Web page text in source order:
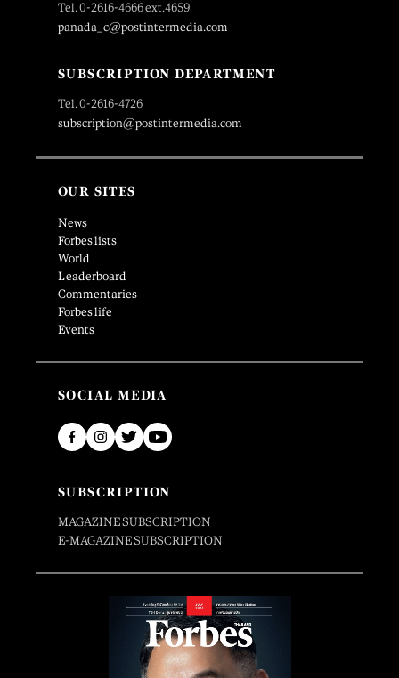
Tel. 0-2616-4666 ext.4659
panada_c@postintermedia.com
SUBSCRIPTION DEPARTMENT
Tel. 0-2616-4726
subscription@postintermedia.com
OUR SITES
News
Forbes lists
World
Leaderboard
Commentaries
Forbes life
Events
SOCIAL MEDIA
SUBSCRIPTION
MAGAZINE SUBSCRIPTION
E-MAGAZINE SUBSCRIPTION